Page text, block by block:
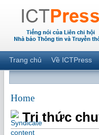
Trang chủ Về ICTPress
Home
Tri thức